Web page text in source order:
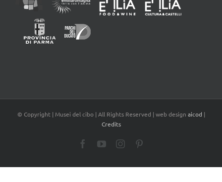
© Copyright | Musei del cibo | All Rights Reserved | web design aicod |
Credits
FacebookYouTubeInstagram